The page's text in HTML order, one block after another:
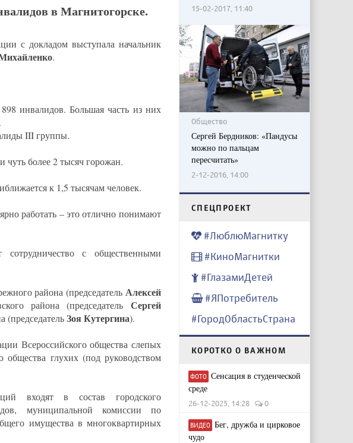
в Магнитогорске.
с докладом выступала начальник
.
инвалидов. Большая часть из них
III группы.
более 2 тысяч горожан.
к 1,5 тысячам человек.
работать – это отлично понимают
с общественными
района (председатель Алексей
района (председатель Сергей
(председательЗоя Кутергина).
Всероссийского общества слепых
общества глухих (под руководством
входят в состав городского
муниципальной комиссии по
имущества в многоквартирных
15-02-2017, 11:40
Общество
Сергей Бердников: «Пандусы
можно по пальцам
пересчитать»
2-12-2016, 14:00
CПЕЦПРОЕКТ
#ЛюблюМагнитку
#КиноМагнитки
#ГлазамиДетей
#ЯПотребитель
#ГородОбластьСтрана
КОРОТКО О ВАЖНОМ
ФОТО Сенсация в студенческой
среде
26-12-2025, 14:28 0
ВИДЕО Бег, дружба и цирковое
чудо